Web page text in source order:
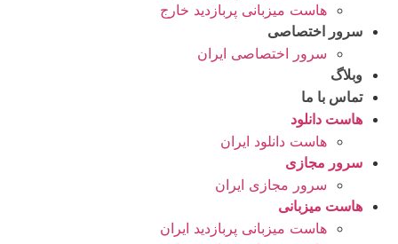
هاست میزبانی پربازدید خارج
سرور اختصاصی
سرور اختصاصی ایران
وبلاگ
تماس با ما
هاست دانلود
هاست دانلود ایران
سرور مجازی
سرور مجازی ایران
هاست میزبانی
هاست میزبانی پربازدید ایران